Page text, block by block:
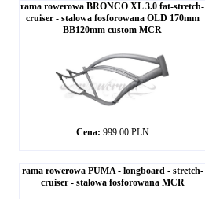
rama rowerowa BRONCO XL 3.0 fat-stretch-
cruiser - stalowa fosforowana OLD 170mm
BB120mm custom MCR
Cena: 999.00 PLN
rama rowerowa PUMA - longboard - stretch-
cruiser - stalowa fosforowana MCR